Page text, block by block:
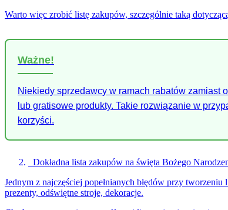
Warto więc zrobić listę zakupów, szczególnie taką
Ważne!
Niekiedy sprzedawcy w ramach rabatów zamiast
lub gratisowe produkty. Takie rozwiązanie w
korzyści.
Dokładna lista zakupów na święta Bożego
Jednym z najczęściej popełnianych błędów przy
prezenty, odświętne stroje, dekoracje.